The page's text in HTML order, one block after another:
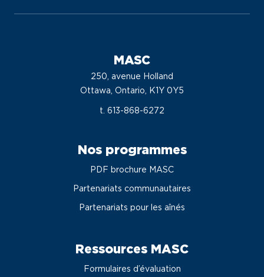
MASC
250, avenue Holland
Ottawa, Ontario, K1Y 0Y5
t. 613-868-6272
Nos programmes
PDF brochure MASC
Partenariats communautaires
Partenariats pour les aînés
Ressources MASC
Formulaires d’évaluation